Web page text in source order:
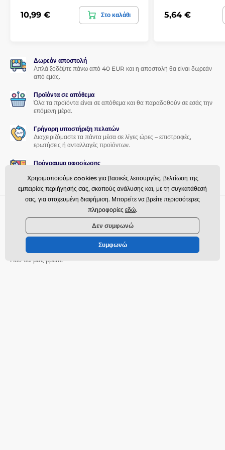
οθόνη του smartphone σας θα είναι παιχνιδάκι.
καλύπτεται από συγκολλητικό υλικό, το οποίο εγγυάται
απόλυτη πρόσφυση σε όλη την επιφάνεια. Δεν υπάρχει
κίνδυνος αποκόλλησης των άκρων.
Περιεχόμενα συσκευασίας:
1x προστατευτικό γυαλί
1x στεγνό πανί
1x υγρό πανί
10,99 € Στο καλάθι 5,64 €
Δωρεάν αποστολή
Απλά ξοδέψτε πάνω από 40 EUR και η αποστολή θα είναι δωρεάν
από εμάς.
Προϊόντα σε απόθεμα
Όλα τα προϊόντα είναι σε απόθεμα και θα παραδοθούν σε εσάς την
επόμενη μέρα.
Γρήγορη υποστήριξη πελατών
Διαχειριζόμαστε τα πάντα μέσα σε λίγες ώρες – επιστροφές,
ερωτήσεις ή ανταλλαγές προϊόντων.
Πρόγραμμα αφοσίωσης
offline
Η εξυπηρέτηση πελατών είναι διαθέσιμη
info@momanio.gr
Που θα μας βρείτε
Χρησιμοποιούμε cookies για βασικές λειτουργίες, βελτίωση της
εμπειρίας περιήγησής σας, σκοπούς ανάλυσης και, με τη συγκατάθεσή
σας, για στοχευμένη διαφήμιση. Μπορείτε να βρείτε περισσότερες
πληροφορίες εδώ.
Δεν συμφωνώ
Συμφωνώ